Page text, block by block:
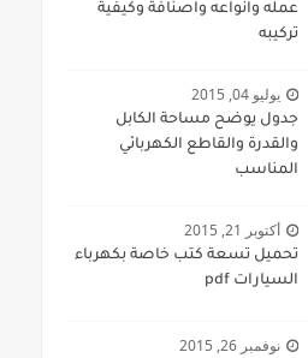
عمله وانواعه واصنافة وكيفية
تركيبه
يوليو 04, 2015
جدول يوضح مساحة الكابل
والقدرة والقاطع الكهربائي
المناسب
أكتوبر 21, 2015
تحميل تسعة كتب خاصة بكهرباء
السيارات pdf
نوفمبر 26, 2015